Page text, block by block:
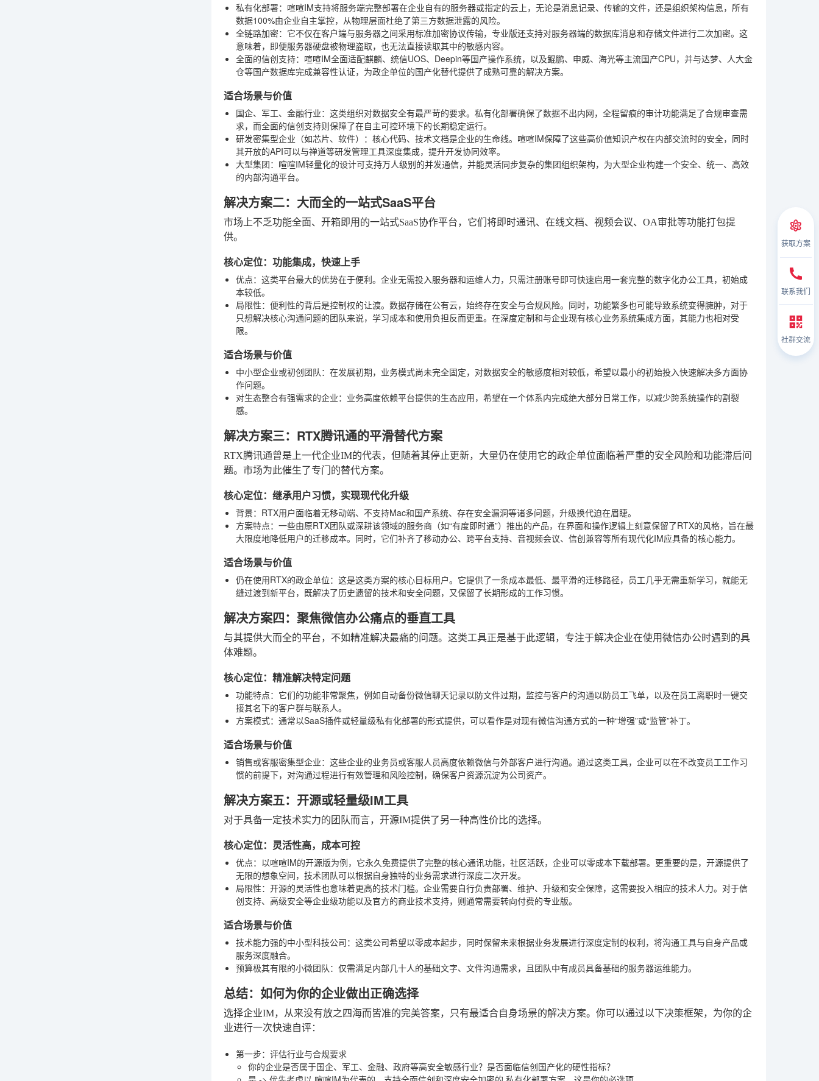
私有化部署：喧喧IM支持将服务端完整部署在企业自有的服务器或指定的云上，无论是消息记录、传输的文件，还是组织架构信息，所有
数据100%由企业自主掌控，从物理层面杜绝了第三方数据泄露的风险。
全链路加密：它不仅在客户端与服务器之间采用标准加密协议传输，专业版还支持对服务器端的数据库消息和存储文件进行二次加密。这
意味着，即便服务器硬盘被物理盗取，也无法直接读取其中的敏感内容。
全面的信创支持：喧喧IM全面适配麒麟、统信UOS、Deepin等国产操作系统，以及鲲鹏、申威、海光等主流国产CPU，并与达梦、人大金
仓等国产数据库完成兼容性认证，为政企单位的国产化替代提供了成熟可靠的解决方案。
适合场景与价值
国企、军工、金融行业：这类组织对数据安全有最严苛的要求。私有化部署确保了数据不出内网，全程留痕的审计功能满足了合规审查需
求，而全面的信创支持则保障了在自主可控环境下的长期稳定运行。
研发密集型企业（如芯片、软件） ：核心代码、技术文档是企业的生命线。喧喧IM保障了这些高价值知识产权在内部交流时的安全，同时
其开放的API可以与禅道等研发管理工具深度集成，提升开发协同效率。
大型集团：喧喧IM轻量化的设计可支持万人级别的并发通信，并能灵活同步复杂的集团组织架构，为大型企业构建一个安全、统一、高效
的内部沟通平台。
解决方案二：大而全的一站式SaaS平台
市场上不乏功能全面、开箱即用的一站式SaaS协作平台，它们将即时通讯、在线文档、视频会议、OA审批等功能打包提
供。
核心定位：功能集成，快速上手
优点：这类平台最大的优势在于便利。企业无需投入服务器和运维人力，只需注册账号即可快速启用一套完整的数字化办公工具，初始成
本较低。
局限性：便利性的背后是控制权的让渡。数据存储在公有云，始终存在安全与合规风险。同时，功能繁多也可能导致系统变得臃肿，对于
只想解决核心沟通问题的团队来说，学习成本和使用负担反而更重。在深度定制和与企业现有核心业务系统集成方面，其能力也相对受
限。
适合场景与价值
中小型企业或初创团队 ：在发展初期，业务模式尚未完全固定，对数据安全的敏感度相对较低，希望以最小的初始投入快速解决多方面协
作问题。
对生态整合有强需求的企业：业务高度依赖平台提供的生态应用，希望在一个体系内完成绝大部分日常工作，以减少跨系统操作的割裂
感。
解决方案三：RTX腾讯通的平滑替代方案
RTX腾讯通曾是上一代企业IM的代表，但随着其停止更新，大量仍在使用它的政企单位面临着严重的安全风险和功能滞后问
题。市场为此催生了专门的替代方案。
核心定位：继承用户习惯，实现现代化升级
背景：RTX用户面临着无移动端、不支持Mac和国产系统、存在安全漏洞等诸多问题，升级换代迫在眉睫。
方案特点：一些由原RTX团队或深耕该领域的服务商（如“有度即时通”）推出的产品，在界面和操作逻辑上刻意保留了RTX的风格，旨在最
大限度地降低用户的迁移成本。同时，它们补齐了移动办公、跨平台支持、音视频会议、信创兼容等所有现代化IM应具备的核心能力。
适合场景与价值
仍在使用RTX的政企单位：这是这类方案的核心目标用户。它提供了一条成本最低、最平滑的迁移路径，员工几乎无需重新学习，就能无
缝过渡到新平台，既解决了历史遗留的技术和安全问题，又保留了长期形成的工作习惯。
解决方案四：聚焦微信办公痛点的垂直工具
与其提供大而全的平台，不如精准解决最痛的问题。这类工具正是基于此逻辑，专注于解决企业在使用微信办公时遇到的具
体难题。
核心定位：精准解决特定问题
功能特点：它们的功能非常聚焦，例如自动备份微信聊天记录以防文件过期，监控与客户的沟通以防员工飞单，以及在员工离职时一键交
接其名下的客户群与联系人。
方案模式：通常以SaaS插件或轻量级私有化部署的形式提供，可以看作是对现有微信沟通方式的一种“增强”或“监管”补丁。
适合场景与价值
销售或客服密集型企业：这些企业的业务员或客服人员高度依赖微信与外部客户进行沟通。通过这类工具，企业可以在不改变员工工作习
惯的前提下，对沟通过程进行有效管理和风险控制，确保客户资源沉淀为公司资产。
解决方案五：开源或轻量级IM工具
对于具备一定技术实力的团队而言，开源IM提供了另一种高性价比的选择。
核心定位：灵活性高，成本可控
优点：以喧喧IM的开源版为例，它永久免费提供了完整的核心通讯功能，社区活跃，企业可以零成本下载部署。更重要的是，开源提供了
无限的想象空间，技术团队可以根据自身独特的业务需求进行深度二次开发。
局限性：开源的灵活性也意味着更高的技术门槛。企业需要自行负责部署、维护、升级和安全保障，这需要投入相应的技术人力。对于信
创支持、高级安全等企业级功能以及官方的商业技术支持，则通常需要转向付费的专业版。
适合场景与价值
技术能力强的中小型科技公司：这类公司希望以零成本起步，同时保留未来根据业务发展进行深度定制的权利，将沟通工具与自身产品或
服务深度融合。
预算极其有限的小微团队 ：仅需满足内部几十人的基础文字、文件沟通需求，且团队中有成员具备基础的服务器运维能力。
总结：如何为你的企业做出正确选择
选择企业IM，从来没有放之四海而皆准的完美答案，只有最适合自身场景的解决方案。你可以通过以下决策框架，为你的企
业进行一次快速自评：
第一步：评估行业与合规要求
你的企业是否属于国企、军工、金融、政府等高安全敏感行业？是否面临信创国产化的硬性指标？
获取方案
联系我们
社群交流